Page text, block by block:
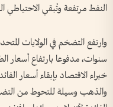
النفط مرتفعة ⁠وتُبقي الاحتياطي
وارتفع التضخم في الولايات
سنوات، مدفوعا بارتفاع أسعار
خبراء الاقتصاد بإبقاء أسعار
والذهب وسيلة للتحوط من